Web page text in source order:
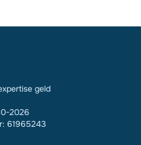
geld
2026
61965243